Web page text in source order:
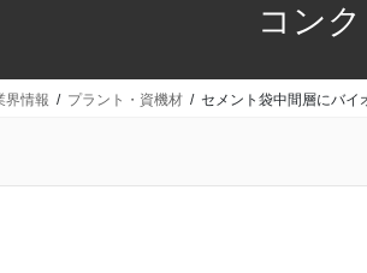
コン
界情報 プラント・資機材 セメント袋中間層にバ